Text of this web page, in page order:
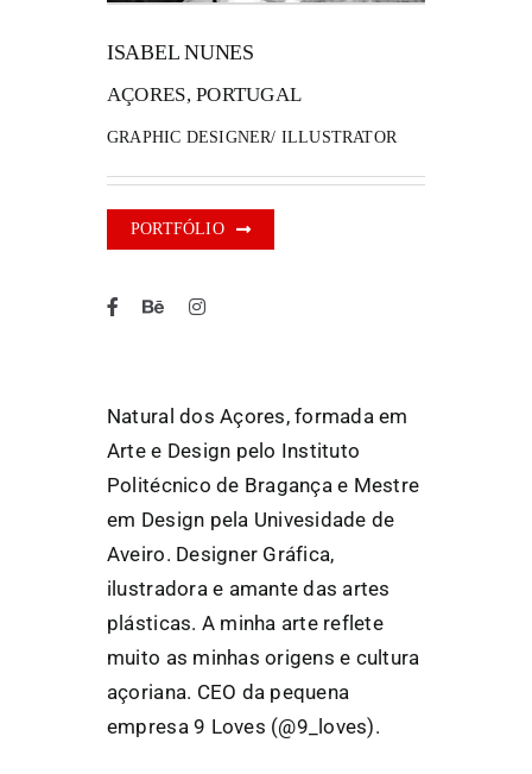
FANZINETECA.PTISABEL NUNES
AÇORES, PORTUGAL
GRAPHIC DESIGNER/ ILLUSTRATOR
PORTFÓLIO
Natural dos Açores, formada em
Arte e Design pelo Instituto
Politécnico de Bragança e Mestre
em Design pela Univesidade de
Aveiro. Designer Gráfica,
ilustradora e amante das artes
plásticas. A minha arte reflete
muito as minhas origens e cultura
açoriana. CEO da pequena
empresa 9 Loves (@9_loves).